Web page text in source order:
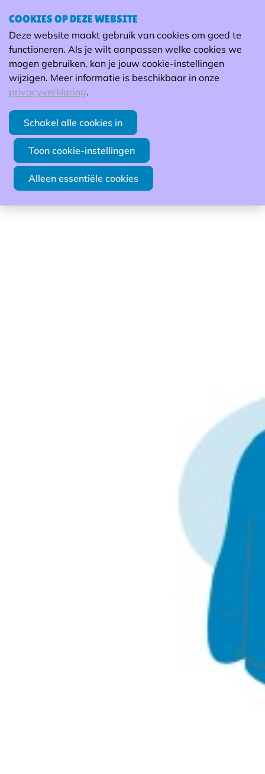
Verbindend omgaan met
weerstand (basis)
Uitgelichte module Basisopleiding
maatwerkcoaches
Duur: 1/2 dag (4u)
Vorming
COOKIES OP DEZE WEBSITE
Deze website maakt gebruik van cookies om goed te
functioneren. Als je wilt aanpassen welke cookies we
mogen gebruiken, kan je jouw cookie-instellingen
wijzigen. Meer informatie is beschikbaar in onze
privacyverklaring.
Schakel alle cookies in
Toon cookie-instellingen
Alleen essentiële cookies